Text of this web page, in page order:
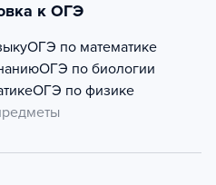
к ОГЭ
ОГЭ по математике
ОГЭ по биологии
ОГЭ по физике